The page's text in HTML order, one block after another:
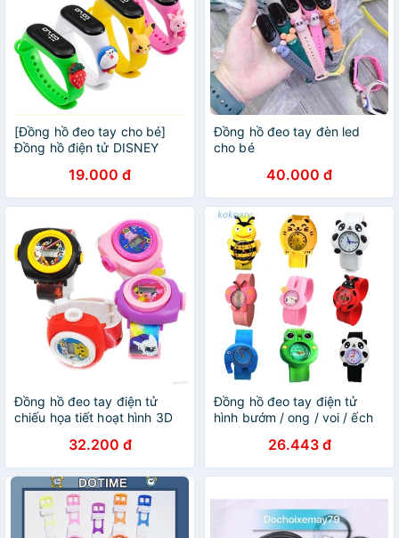
[Đồng hồ đeo tay cho bé]
Đồng hồ điện tử DISNEY
nước hoạt hình
19.000 đ
Đồng hồ đeo tay đèn led
cho bé
40.000 đ
Đồng hồ đeo tay điện tử
chiếu họa tiết hoạt hình 3D
32.200 đ
Đồng hồ đeo tay điện tử
hình bướm / ong / voi / ếch
26.443 đ